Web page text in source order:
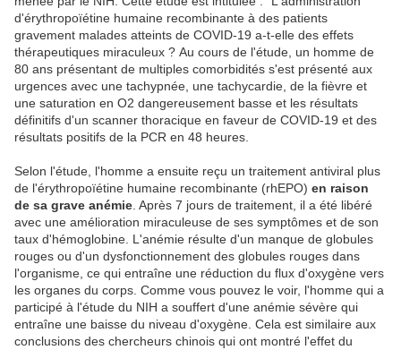
d'érythropoïétine humaine recombinante à des patients
gravement malades atteints de COVID-19 a-t-elle des effets
thérapeutiques miraculeux ? Au cours de l'étude, un homme de
80 ans présentant de multiples comorbidités s'est présenté aux
urgences avec une tachypnée, une tachycardie, de la fièvre et
une saturation en O2 dangereusement basse et les résultats
définitifs d'un scanner thoracique en faveur de COVID-19 et des
résultats positifs de la PCR en 48 heures.
Selon l'étude, l'homme a ensuite reçu un traitement antiviral plus
de l'érythropoïétine humaine recombinante (rhEPO) en raison
de sa grave anémie . Après 7 jours de traitement, il a été libéré
avec une amélioration miraculeuse de ses symptômes et de son
taux d'hémoglobine. L'anémie résulte d'un manque de globules
rouges ou d'un dysfonctionnement des globules rouges dans
l'organisme, ce qui entraîne une réduction du flux d'oxygène vers
les organes du corps. Comme vous pouvez le voir, l'homme qui a
participé à l'étude du NIH a souffert d'une anémie sévère qui
entraîne une baisse du niveau d'oxygène. Cela est similaire aux
conclusions des chercheurs chinois qui ont montré l'effet du